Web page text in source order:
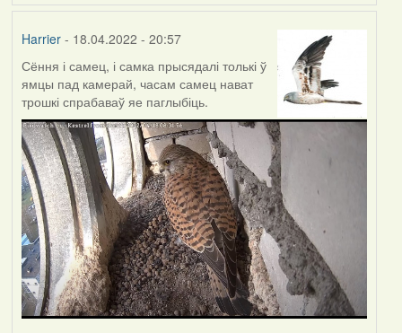
Harrier- 18.04.2022 - 20:57
Сёння і самец, і самка прысядалі толькі ў
ямцы пад камерай, часам самец нават
трошкі спрабаваў яе паглыбіць.